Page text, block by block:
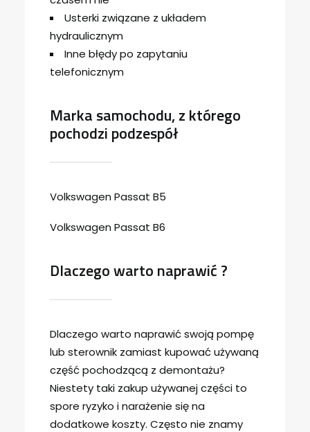
Usterki związane z układem
hydraulicznym
Inne błędy po zapytaniu
telefonicznym
Marka samochodu, z którego
pochodzi podzespół
Volkswagen Passat B5
Volkswagen Passat B6
Dlaczego warto naprawić ?
Dlaczego warto naprawić swoją pompę
lub sterownik zamiast kupować używaną
część pochodzącą z demontażu?
Niestety taki zakup używanej części to
spore ryzyko i narażenie się na
dodatkowe koszty. Często nie znamy